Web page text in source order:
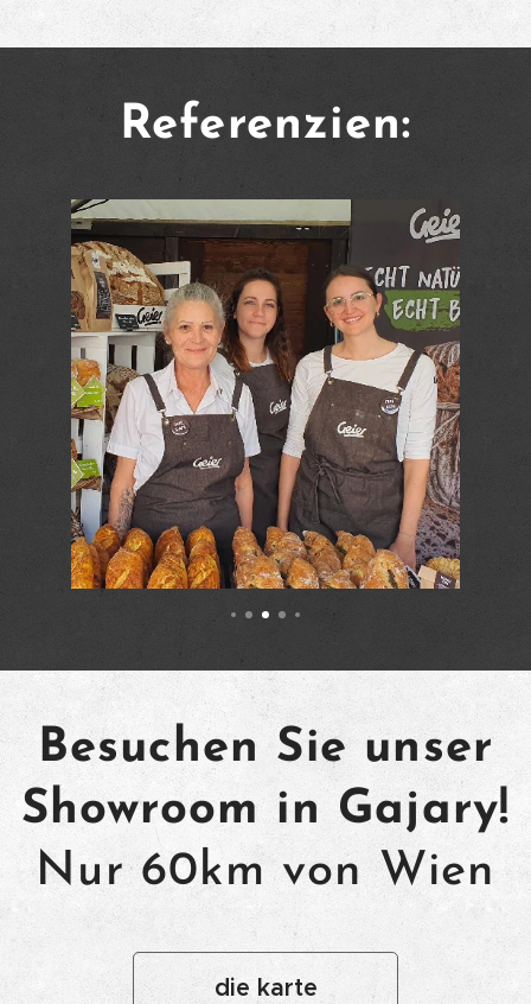
Referenzien:
Besuchen Sie unser
Showroom in Gajary!
Nur 60km von Wien
die karte